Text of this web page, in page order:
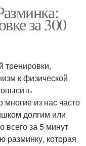
за 300
тренировки,
к физической
из нас часто
долгим или
всего за 5 минут
разминку, которая